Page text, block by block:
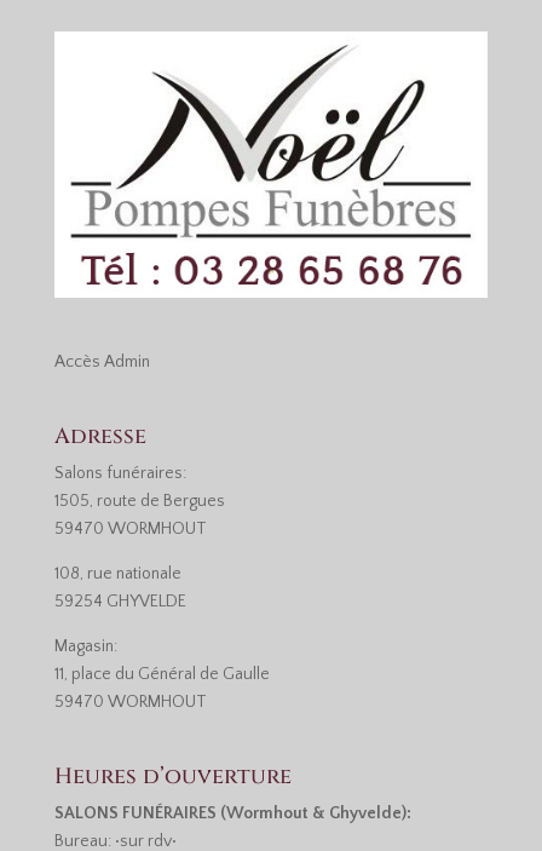
Accès Admin
Adresse
Salons funéraires:
1505, route de Bergues
59470 WORMHOUT
108, rue nationale
59254 GHYVELDE
Magasin:
11, place du Général de Gaulle
59470 WORMHOUT
Heures d’ouverture
SALONS FUNÉRAIRES (Wormhout & Ghyvelde):
Bureau: •sur rdv•